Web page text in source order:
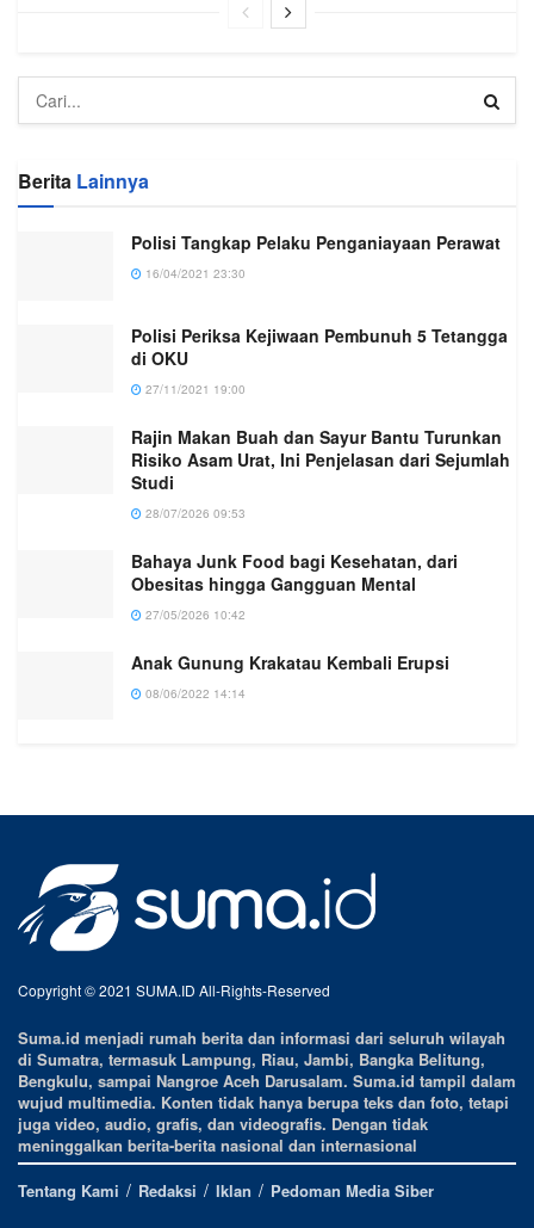
Berita Lainnya
Polisi Tangkap Pelaku Penganiayaan Perawat
16/04/2021 23:30
Polisi Periksa Kejiwaan Pembunuh 5 Tetangga
di OKU
27/11/2021 19:00
Rajin Makan Buah dan Sayur Bantu Turunkan
Risiko Asam Urat, Ini Penjelasan dari Sejumlah
Studi
28/07/2026 09:53
Bahaya Junk Food bagi Kesehatan, dari
Obesitas hingga Gangguan Mental
27/05/2026 10:42
Anak Gunung Krakatau Kembali Erupsi
08/06/2022 14:14
Copyright © 2021 SUMA.ID All-Rights-Reserved
Suma.id menjadi rumah berita dan informasi dari seluruh wilayah
di Sumatra, termasuk Lampung, Riau, Jambi, Bangka Belitung,
Bengkulu, sampai Nangroe Aceh Darusalam. Suma.id tampil dalam
wujud multimedia. Konten tidak hanya berupa teks dan foto, tetapi
juga video, audio, grafis, dan videografis. Dengan tidak
meninggalkan berita-berita nasional dan internasional
Tentang Kami
Redaksi Iklan Pedoman Media Siber